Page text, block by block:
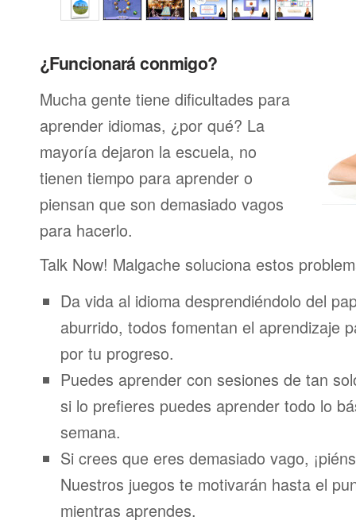
¿Funcionará conmigo?
Mucha gente tiene dificultades para
aprender idiomas, ¿por qué? La
mayoría dejaron la escuela, no
tienen tiempo para aprender o
piensan que son demasiado vagos
para hacerlo.
Talk Now! Malgache soluciona estos
Da vida al idioma desprendiéndolo del
aburrido, todos fomentan el aprendizaje
por tu progreso.
Puedes aprender con sesiones de tan
si lo prefieres puedes aprender todo lo
semana.
Si crees que eres demasiado vago,
Nuestros juegos te motivarán hasta el
mientras aprendes.